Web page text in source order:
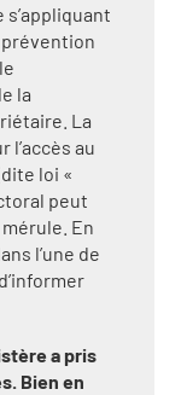
prévention
la
La
l’accès au
loi «
peut
En
l’une de
a pris
Bien en